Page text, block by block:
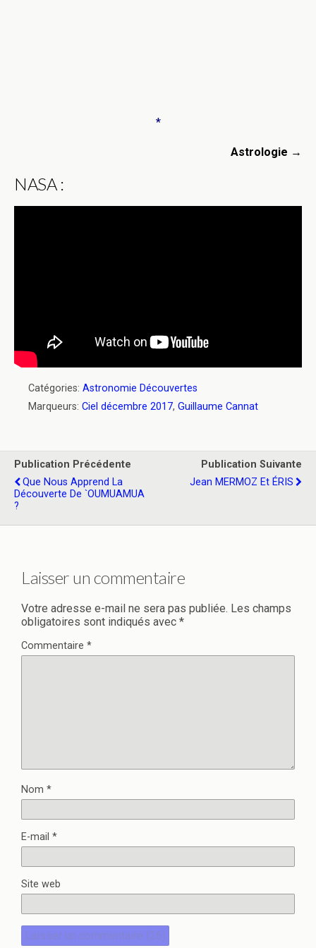
*
Astrologie →
NASA :
Catégories: Astronomie Découvertes
Marqueurs: Ciel décembre 2017, Guillaume Cannat
Publication Précédente
Que Nous Apprend La
Découverte De `OUMUAMUA
?
Publication Suivante
Jean MERMOZ Et ÉRIS
Laisser un commentaire
Votre adresse e-mail ne sera pas publiée. Les champs
obligatoires sont indiqués avec *
Commentaire *
Nom *
E-mail *
Site web